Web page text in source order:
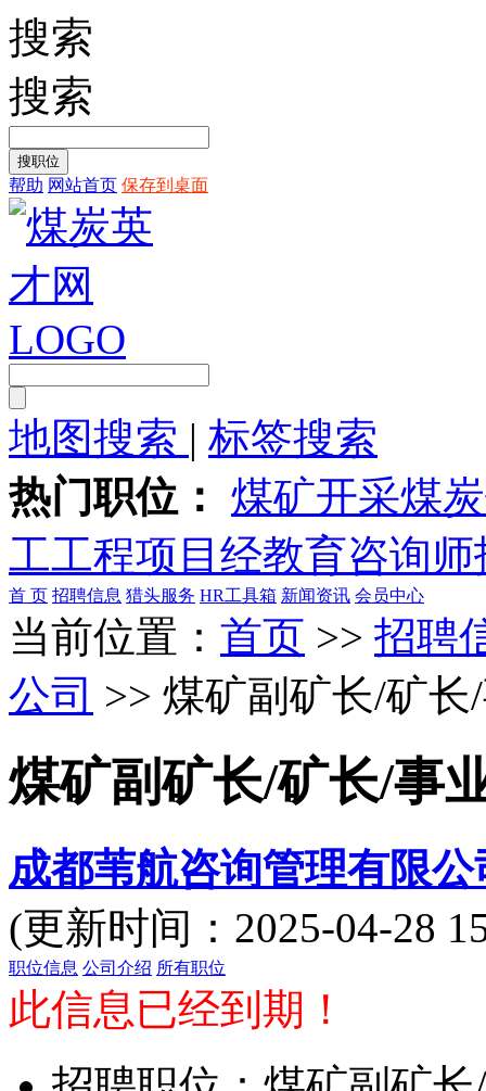
搜索
搜索
帮助 网站首页 保存到桌面
地图搜索 | 标签搜索
热门职位： 煤矿开采煤
工工程项目经教育咨询师
首 页 招聘信息 猎头服务 HR工具箱 新闻资讯 会员中心
当前位置： 首页 >> 招聘
公司 >> 煤矿副矿长/矿
煤矿副矿长/矿长/事
成都苇航咨询管理有限公
(更新时间：2025-04-28
职位信息 公司介绍 所有职位
此信息已经到期！